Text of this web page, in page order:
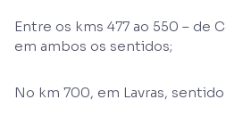
Entre os kms 477 ao 550 – de
em ambos os sentidos;
No km 700, em Lavras,